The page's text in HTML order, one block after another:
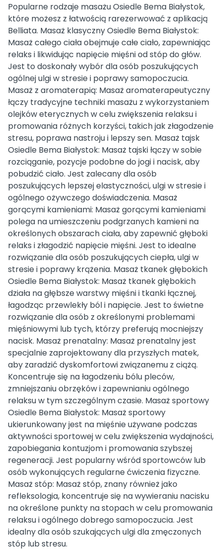
Popularne rodzaje masażu Osiedle Bema Białystok,
które możesz z łatwością rarezerwować z aplikacją
Belliata. Masaż klasyczny Osiedle Bema Białystok:
Masaż całego ciała obejmuje całe ciało, zapewniając
relaks i likwidując napięcie mięśni od stóp do głów.
Jest to doskonały wybór dla osób poszukujących
ogólnej ulgi w stresie i poprawy samopoczucia.
Masaż z aromaterapią: Masaż aromaterapeutyczny
łączy tradycyjne techniki masażu z wykorzystaniem
olejków eterycznych w celu zwiększenia relaksu i
promowania różnych korzyści, takich jak złagodzenie
stresu, poprawa nastroju i lepszy sen. Masaż tajsk
Osiedle Bema Białystok: Masaż tajski łączy w sobie
rozciąganie, pozycje podobne do jogi i nacisk, aby
pobudzić ciało. Jest zalecany dla osób
poszukujących lepszej elastyczności, ulgi w stresie i
ogólnego ożywczego doświadczenia. Masaż
gorącymi kamieniami: Masaż gorącymi kamieniami
polega na umieszczeniu podgrzanych kamieni na
określonych obszarach ciała, aby zapewnić głęboki
relaks i złagodzić napięcie mięśni. Jest to idealne
rozwiązanie dla osób poszukujących ciepła, ulgi w
stresie i poprawy krążenia. Masaż tkanek głębokich
Osiedle Bema Białystok: Masaż tkanek głębokich
działa na głębsze warstwy mięśni i tkanki łącznej,
łagodząc przewlekły ból i napięcie. Jest to świetne
rozwiązanie dla osób z określonymi problemami
mięśniowymi lub tych, którzy preferują mocniejszy
nacisk. Masaż prenatalny: Masaż prenatalny jest
specjalnie zaprojektowany dla przyszłych matek,
aby zaradzić dyskomfortowi związanemu z ciążą.
Koncentruje się na łagodzeniu bólu pleców,
zmniejszaniu obrzęków i zapewnianiu ogólnego
relaksu w tym szczególnym czasie. Masaż sportowy
Osiedle Bema Białystok: Masaż sportowy
ukierunkowany jest na mięśnie używane podczas
aktywności sportowej w celu zwiększenia wydajności,
zapobiegania kontuzjom i promowania szybszej
regeneracji. Jest popularny wśród sportowców lub
osób wykonujących regularne ćwiczenia fizyczne.
Masaż stóp: Masaż stóp, znany również jako
refleksologia, koncentruje się na wywieraniu nacisku
na określone punkty na stopach w celu promowania
relaksu i ogólnego dobrego samopoczucia. Jest
idealny dla osób szukających ulgi dla zmęczonych
stóp lub stresu.